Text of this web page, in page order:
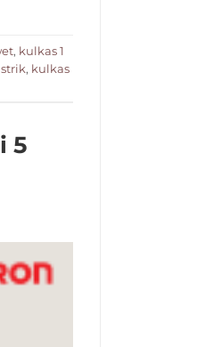
, kulkas 1
, kulkas
5